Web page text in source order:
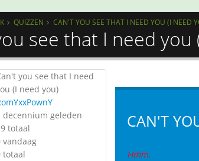
QUIZZEN CAN'T YOU SEE THAT I NEED YOU (I NEED
see that I need
you see that I need
(I need you)
decennium geleden
totaal
vandaag
totaal
CAN'T
Hmm.